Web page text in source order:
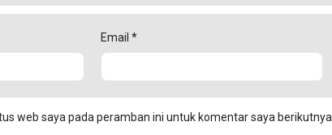
Email *
web saya pada peramban ini untuk komentar saya berikutnya.